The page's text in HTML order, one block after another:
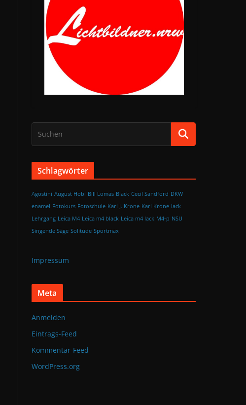
Schlagwörter
Agostini August Hobl Bill Lomas Black Cecil Sandford DKW
enamel Fotokurs Fotoschule Karl J. Krone Karl Krone lack
Lehrgang Leica M4 Leica m4 black Leica m4 lack M4-p NSU
Singende Säge Solitude Sportmax
Impressum
Meta
Anmelden
Eintrags-Feed
Kommentar-Feed
WordPress.org